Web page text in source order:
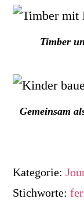
Timber
Gemeinsam
Kategorie:
Stichworte: